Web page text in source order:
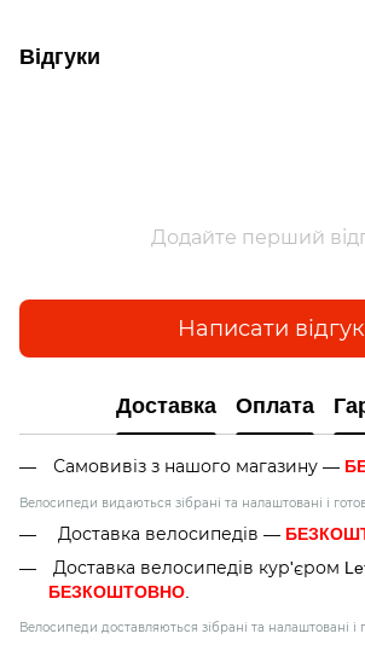
Відгуки
Додайте перший
Написати відгук
Доставка Оплата
Самовивіз з нашого магазину —
Велосипеди видаються зібрані та налаштовані і
Доставка велосипедів —
Доставка велосипедів кур'єром
БЕЗКОШТОВНО
Велосипеди доставляються зібрані та налаштовані і